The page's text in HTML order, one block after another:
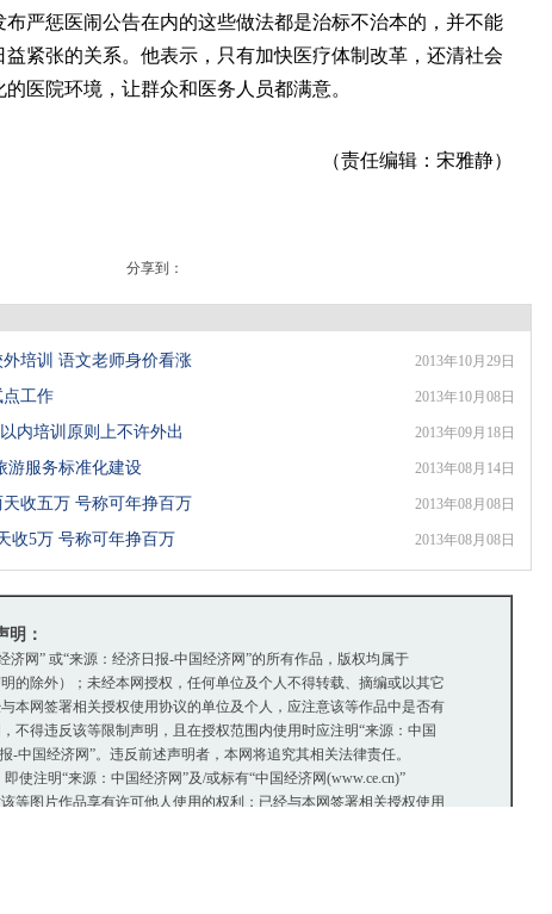
严惩医闹公告在内的这些做法都是治标不治本的，并不能
紧张的关系。他表示，只有加快医疗体制改革，还清社会
医院环境，让群众和医务人员都满意。
（责任编辑：宋雅静）
分享到：
培训 语文老师身价看涨 2013年10月29日
工作 2013年10月08日
内培训原则上不许外出 2013年09月18日
游服务标准化建设 2013年08月14日
收五万 号称可年挣百万 2013年08月08日
收5万 号称可年挣百万 2013年08月08日
明：
济网” 或“来源：经济日报-中国经济网”的所有作品，版权均属于
的除外）；未经本网授权，任何单位及个人不得转载、摘编或以其它
本网签署相关授权使用协议的单位及个人，应注意该等作品中是否有
不得违反该等限制声明，且在授权范围内使用时应注明“来源：中国
中国经济网”。违反前述声明者，本网将追究其相关法律责任。
使注明“来源：中国经济网”及/或标有“中国经济网(www.ce.cn)”
等图片作品享有许可他人使用的权利；已经与本网签署相关授权使用